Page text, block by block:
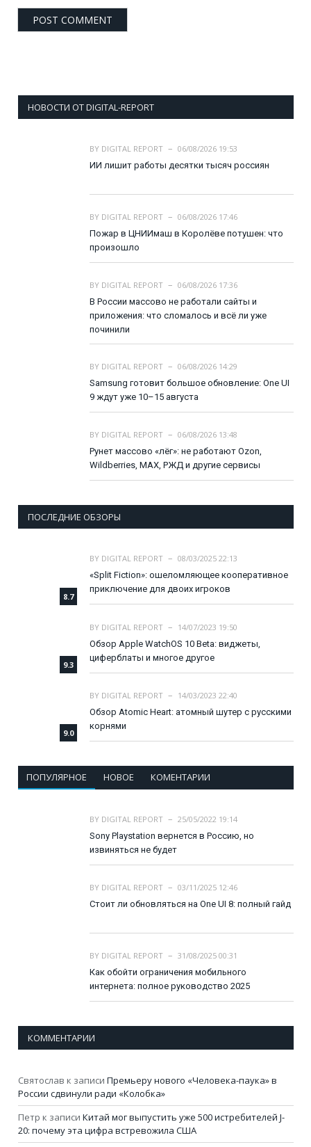
НОВОСТИ ОТ DIGITAL-REPORT
BY DIGITAL REPORT
06/08/2026 19:53
ИИ лишит работы десятки тысяч россиян
BY DIGITAL REPORT
06/08/2026 17:46
Пожар в ЦНИИмаш в Королёве потушен: что
произошло
BY DIGITAL REPORT
06/08/2026 17:36
В России массово не работали сайты и
приложения: что сломалось и всё ли уже
починили
BY DIGITAL REPORT
06/08/2026 14:29
Samsung готовит большое обновление: One UI
9 ждут уже 10–15 августа
BY DIGITAL REPORT
06/08/2026 13:48
Рунет массово «лёг»: не работают Ozon,
Wildberries, MAX, РЖД и другие сервисы
ПОСЛЕДНИЕ ОБЗОРЫ
8.7
BY DIGITAL REPORT
08/03/2025 22:13
«Split Fiction»: ошеломляющее кооперативное
приключение для двоих игроков
9.3
BY DIGITAL REPORT
14/07/2023 19:50
Обзор Apple WatchOS 10 Beta: виджеты,
циферблаты и многое другое
9.0
BY DIGITAL REPORT
14/03/2023 22:40
Обзор Atomic Heart: атомный шутер с русскими
корнями
ПОПУЛЯРНОЕ НОВОЕ КОМЕНТАРИИ
BY DIGITAL REPORT
25/05/2022 19:14
Sony Playstation вернется в Россию, но
извиняться не будет
BY DIGITAL REPORT
03/11/2025 12:46
Стоит ли обновляться на One UI 8: полный гайд
BY DIGITAL REPORT
31/08/2025 00:31
Как обойти ограничения мобильного
интернета: полное руководство 2025
КОММЕНТАРИИ
Святослав к записи Премьеру нового «Человека-паука» в
России сдвинули ради «Колобка»
Петр к записи Китай мог выпустить уже 500 истребителей J-
20: почему эта цифра встревожила США